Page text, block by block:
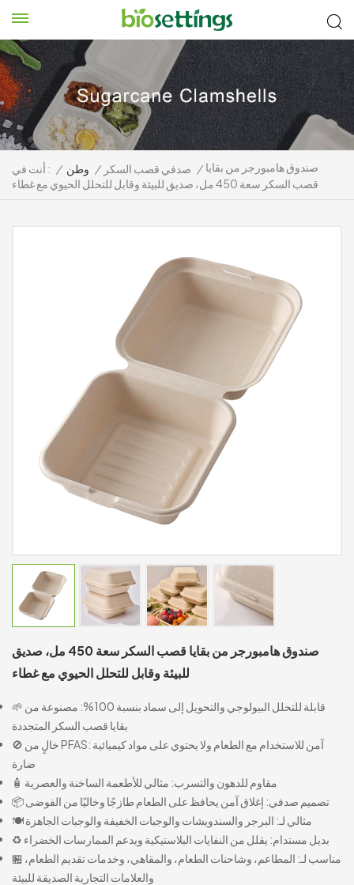
أنت في : / وطن / صدفي قصب السكر / صندوق هامبورجر من بقايا
قصب السكر سعة 450 مل، صديق للبيئة وقابل للتحلل الحيوي مع غطاء
صندوق هامبورجر من بقايا قصب السكر سعة 450 مل، صديق
للبيئة وقابل للتحلل الحيوي مع غطاء
🌱 قابلة للتحلل البيولوجي والتحويل إلى سماد بنسبة 100%: مصنوعة من
بقايا قصب السكر المتجددة
🚫 خالٍ من PFAS: آمن للاستخدام مع الطعام ولا يحتوي على مواد كيميائية
ضارة
🧴 مقاوم للدهون والتسرب: مثالي للأطعمة الساخنة والعصرية
📦 تصميم صدفي: إغلاق آمن يحافظ على الطعام طازجًا وخاليًا من الفوضى
🍽️ مثالي لـ: البرجر والسندويشات والوجبات الخفيفة والوجبات الجاهزة
♻️ بديل مستدام: يقلل من النفايات البلاستيكية ويدعم الممارسات الخضراء
🏪 مناسب لـ: المطاعم، وشاحنات الطعام، والمقاهي، وخدمات تقديم الطعام،
والعلامات التجارية الصديقة للبيئة